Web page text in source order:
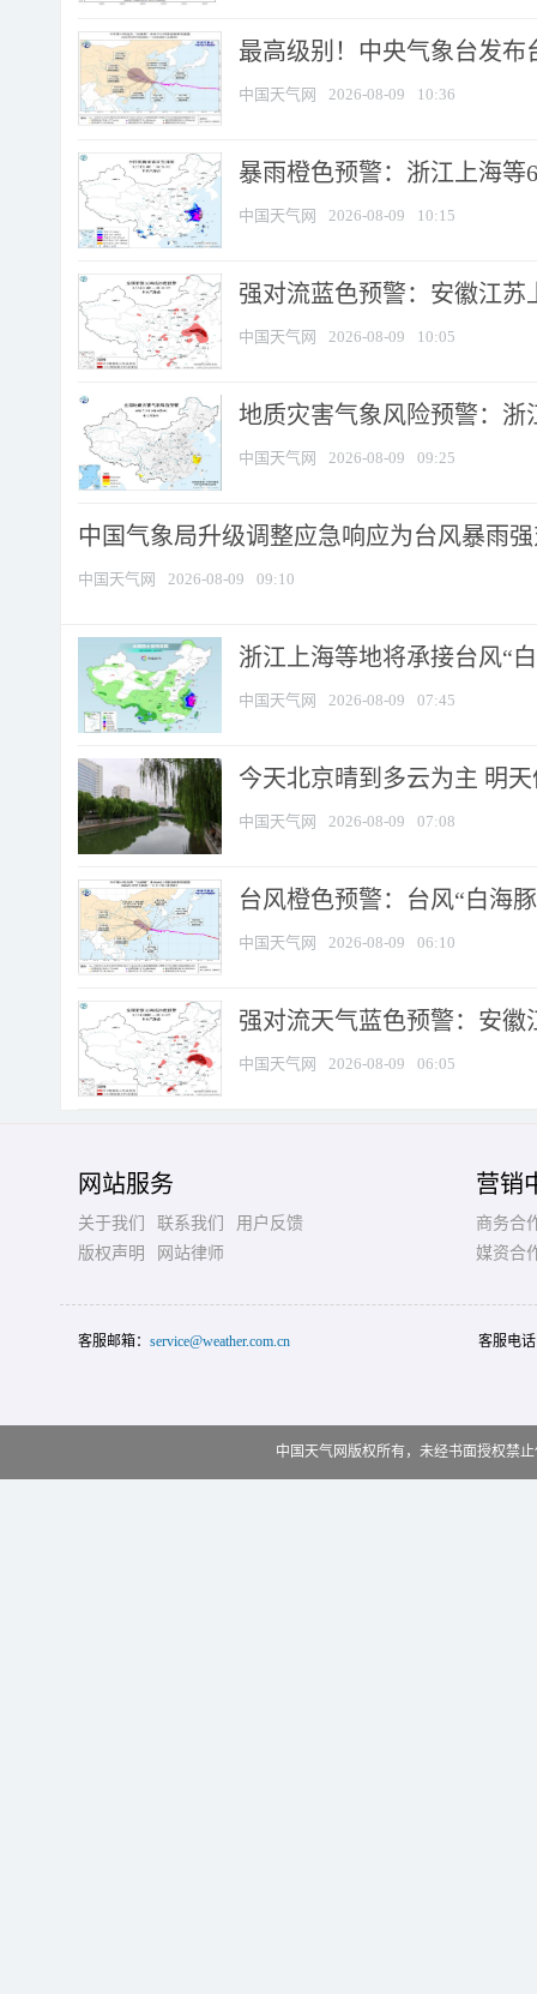
最高级别！中央气象台发布
中国天气网 2026-08-09 10:36
暴雨橙色预警：浙江上海等
中国天气网 2026-08-09 10:15
强对流蓝色预警：安徽江苏
中国天气网 2026-08-09 10:05
地质灾害气象风险预警：浙
中国天气网 2026-08-09 09:25
中国气象局升级调整应急响应为台风暴雨
中国天气网 2026-08-09 09:10
浙江上海等地将承接台风“
中国天气网 2026-08-09 07:45
今天北京晴到多云为主 明
中国天气网 2026-08-09 07:08
台风橙色预警：台风“白海
中国天气网 2026-08-09 06:10
强对流天气蓝色预警：安徽
中国天气网 2026-08-09 06:05
网站服务
关于我们 联系我们
用户反馈
版权声明
网站律师
营销
商务合
媒资合
客服邮箱： service@weather.com.cn 客服电
中国天气网版权所有，未经书面授权